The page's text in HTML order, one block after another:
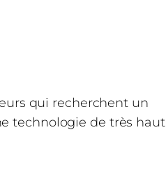
qui recherchent un
technologie de très haut